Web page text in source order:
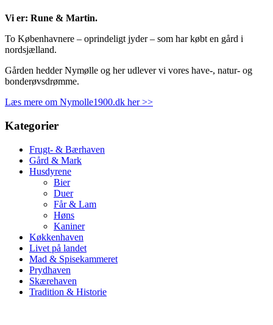
Vi er: Rune & Martin.
To Københavnere – oprindeligt jyder – som har købt en gård i
nordsjælland.
Gården hedder Nymølle og her udlever vi vores have-, natur- og
bonderøvsdrømme.
Læs mere om Nymolle1900.dk her >>
Kategorier
Frugt- & Bærhaven
Gård & Mark
Husdyrene
Bier
Duer
Får & Lam
Høns
Kaniner
Køkkenhaven
Livet på landet
Mad & Spisekammeret
Prydhaven
Skærehaven
Tradition & Historie